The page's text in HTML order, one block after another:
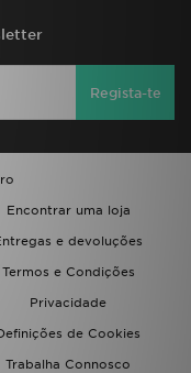
Regista-te
Encontrar uma loja
e devoluções
Termos e Condições
Privacidade
de Cookies
Trabalha Connosco